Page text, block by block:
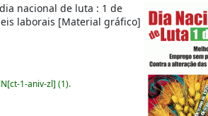
nacional de luta : 1 de
laborais [Material gráfico]
1-aniv-zl] (1).